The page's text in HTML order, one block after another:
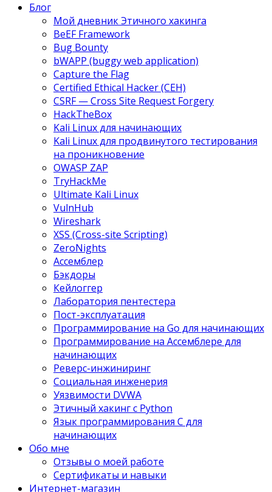
Блог
Мой дневник Этичного хакинга
BeEF Framework
Bug Bounty
bWAPP (buggy web application)
Capture the Flag
Certified Ethical Hacker (CEH)
CSRF — Cross Site Request Forgery
HackTheBox
Kali Linux для начинающих
Kali Linux для продвинутого тестирования
на проникновение
OWASP ZAP
TryHackMe
Ultimate Kali Linux
VulnHub
Wireshark
XSS (Cross-site Scripting)
ZeroNights
Ассемблер
Бэкдоры
Кейлоггер
Лаборатория пентестера
Пост-эксплуатация
Программирование на Go для начинающих
Программирование на Ассемблере для
начинающих
Реверс-инжиниринг
Социальная инженерия
Уязвимости DVWA
Этичный хакинг с Python
Язык программирования С для
начинающих
Обо мне
Отзывы о моей работе
Сертификаты и навыки
Интернет-магазин